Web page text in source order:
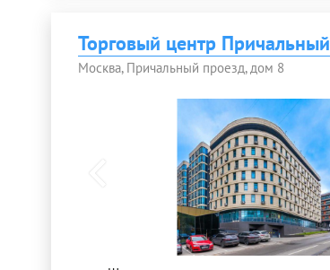
Торговый центр Причальный
Москва, Причальный проезд, дом 8